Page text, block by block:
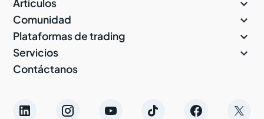
Artículos 
Comunidad 
Plataformas de trading 
Servicios 
Contáctanos